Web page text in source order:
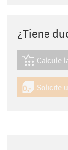
¿Tiene
igus-icon-
Calcule
igus-icon-
Solicite